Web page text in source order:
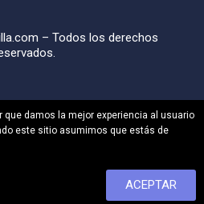
– Todos los derechos
damos la mejor experiencia al usuario
este sitio asumimos que estás de
ACEPTAR